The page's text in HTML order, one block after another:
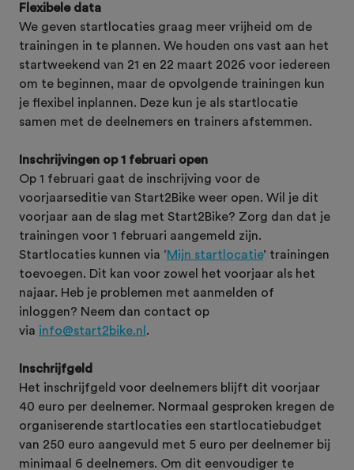
Flexibele data
We geven startlocaties graag meer vrijheid om de
trainingen in te plannen. We houden ons vast aan het
startweekend van 21 en 22 maart 2026 voor iedereen
om te beginnen, maar de opvolgende trainingen kun
je flexibel inplannen. Deze kun je als startlocatie
samen met de deelnemers en trainers afstemmen.
Inschrijvingen op 1 februari open
Op 1 februari gaat de inschrijving voor de
voorjaarseditie van Start2Bike weer open. Wil je dit
voorjaar aan de slag met Start2Bike? Zorg dan dat je
trainingen voor 1 februari aangemeld zijn.
Startlocaties kunnen via ‘Mijn startlocatie’ trainingen
toevoegen. Dit kan voor zowel het voorjaar als het
najaar. Heb je problemen met aanmelden of
inloggen? Neem dan contact op
via info@start2bike.nl .
Inschrijfgeld
Het inschrijfgeld voor deelnemers blijft dit voorjaar
40 euro per deelnemer. Normaal gesproken kregen de
organiserende startlocaties een startlocatiebudget
van 250 euro aangevuld met 5 euro per deelnemer bij
minimaal 6 deelnemers. Om dit eenvoudiger te